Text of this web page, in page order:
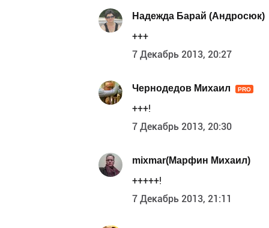
Надежда Барай (Андросюк)
+++
7 Декабрь 2013, 20:27
Чернодедов Михаил PRO
+++!
7 Декабрь 2013, 20:30
mixmar(Марфин Михаил)
+++++!
7 Декабрь 2013, 21:11